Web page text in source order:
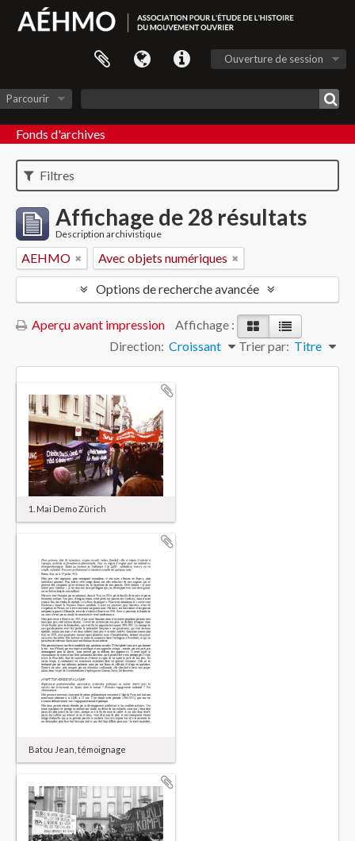
Ouverture de session
Parcourir
Fonds d'archives
Filtres
Affichage de 28 résultats
Description archivistique
AEHMO Avec objets numériques
Options de recherche avancée
Aperçu avant impression
Affichage :
Trier par: Titre
Direction: Croissant
1. Mai Demo Zürich
Batou Jean, témoignage